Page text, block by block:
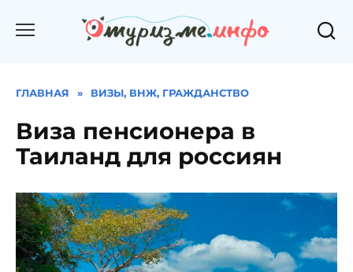
ГЛАВНАЯ » ВИЗЫ, ВНЖ, ГРАЖДАНСТВО
Виза пенсионера в
Таиланд для россиян